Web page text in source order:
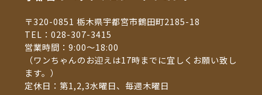
〒320-0851 栃木県宇都宮市鶴田町2185-18
TEL：028-307-3415
営業時間：9:00～18:00
（ワンちゃんのお迎えは17時までに宜しくお願い致し
ます。）
定休日：第1,2,3水曜日、毎週木曜日